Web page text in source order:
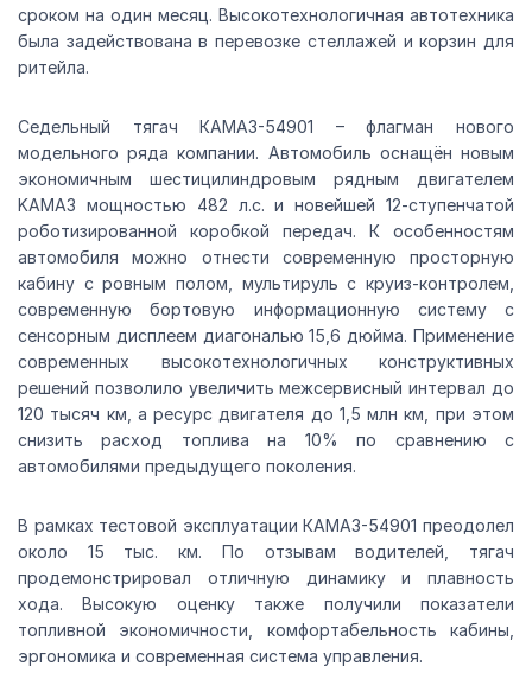
сроком на один месяц. Высокотехнологичная автотехника
была задействована в перевозке стеллажей и корзин для
ритейла.
Седельный тягач КАМАЗ-54901 – флагман нового
модельного ряда компании. Автомобиль оснащён новым
экономичным шестицилиндровым рядным двигателем
KAMAЗ мощностью 482 л.с. и новейшей 12-ступенчатой
роботизированной коробкой передач. К особенностям
автомобиля можно отнести современную просторную
кабину с ровным полом, мультируль с круиз-контролем,
современную бортовую информационную систему с
сенсорным дисплеем диагональю 15,6 дюйма. Применение
современных высокотехнологичных конструктивных
решений позволило увеличить межсервисный интервал до
120 тысяч км, а ресурс двигателя до 1,5 млн км, при этом
снизить расход топлива на 10% по сравнению с
автомобилями предыдущего поколения.
В рамках тестовой эксплуатации КАМАЗ-54901 преодолел
около 15 тыс. км. По отзывам водителей, тягач
продемонстрировал отличную динамику и плавность
хода. Высокую оценку также получили показатели
топливной экономичности, комфортабельность кабины,
эргономика и современная система управления.